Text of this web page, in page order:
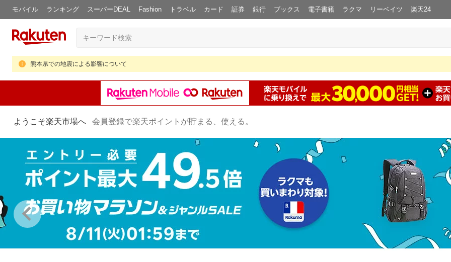
モバイル ランキング スーパーDEAL Fashion トラベル カード 証券 銀行 ブックス 電子書籍 ラクマ リーベイツ 楽天24
熊本県での地震による影響について
ようこそ楽天市場へ 会員登録で楽天ポイントが貯まる、使える。